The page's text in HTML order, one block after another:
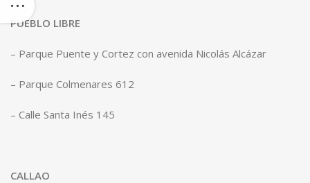
PUEBLO LIBRE
– Parque Puente y Cortez con avenida Nicolás Alcázar
– Parque Colmenares 612
– Calle Santa Inés 145
CALLAO